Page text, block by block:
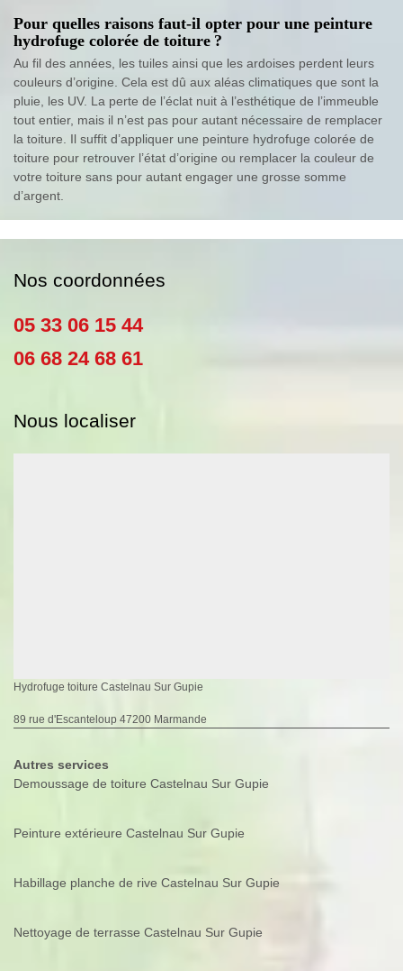
Pour quelles raisons faut-il opter pour une peinture
hydrofuge colorée de toiture ?
Au fil des années, les tuiles ainsi que les ardoises perdent leurs
couleurs d’origine. Cela est dû aux aléas climatiques que sont la
pluie, les UV. La perte de l’éclat nuit à l’esthétique de l’immeuble
tout entier, mais il n’est pas pour autant nécessaire de remplacer
la toiture. Il suffit d’appliquer une peinture hydrofuge colorée de
toiture pour retrouver l’état d’origine ou remplacer la couleur de
votre toiture sans pour autant engager une grosse somme
d’argent.
Nos coordonnées
05 33 06 15 44
06 68 24 68 61
Nous localiser
Hydrofuge toiture Castelnau Sur Gupie
89 rue d'Escanteloup 47200 Marmande
Autres services
Demoussage de toiture Castelnau Sur Gupie
Peinture extérieure Castelnau Sur Gupie
Habillage planche de rive Castelnau Sur Gupie
Nettoyage de terrasse Castelnau Sur Gupie